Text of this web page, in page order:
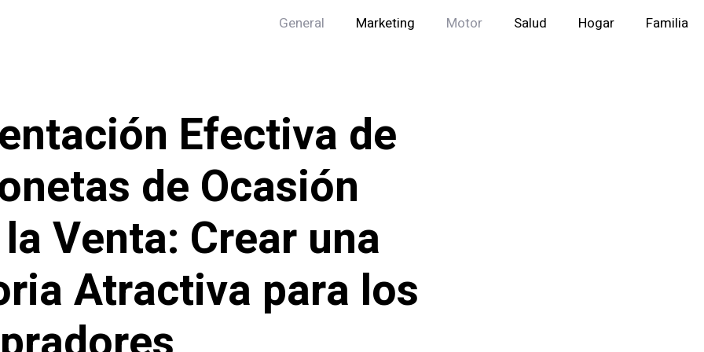
General Marketing Motor Salud Hogar Familia
Efectiva de
de Ocasión
Venta: Crear una
Atractiva para los